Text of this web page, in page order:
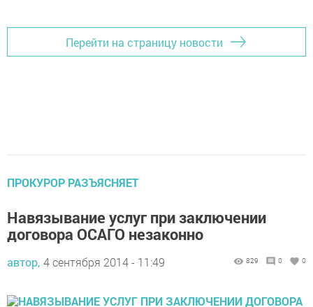
Перейти на страницу новости
ПРОКУРОР РАЗЪЯСНЯЕТ
Навязывание услуг при заключении
договора ОСАГО незаконно
автор, 4 сентября 2014 - 11:49 829 0 0